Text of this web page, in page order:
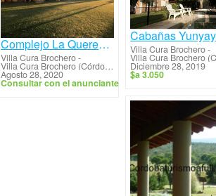
Complejo La Querencia
Villa Cura Brochero-
Villa Cura Brochero (Córdoba)
Agosto 28, 2020
Consultar con el anunciante
Cabañas
Villa Cura Brochero-
Diciembre 28, 2019
$a 3.050